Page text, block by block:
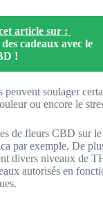
article sur :
cadeaux avec le
!
peuvent soulager
ou encore le
de fleurs CBD sur le
par exemple. De
divers niveaux de
autorisés en